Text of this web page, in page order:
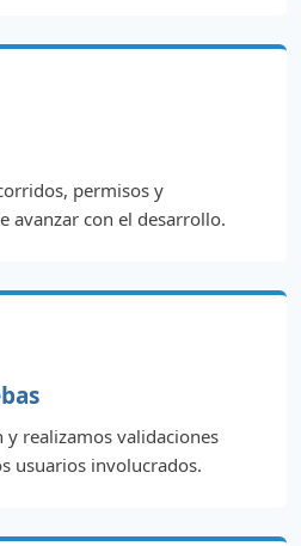
permisos y
avanzar con el desarrollo.
realizamos validaciones
usuarios involucrados.